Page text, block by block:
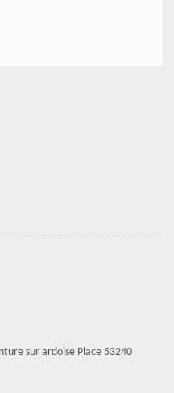
sur ardoise Place 53240